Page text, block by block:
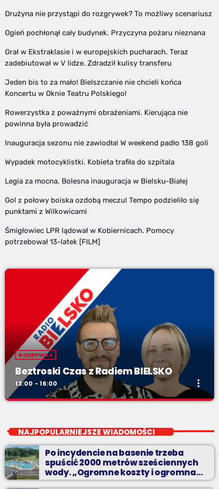
Drużyna nie przystąpi do rozgrywek? To możliwy scenariusz
Ogień pochłonął cały budynek. Przyczyna pożaru nieznana
Grał w Ekstraklasie i w europejskich pucharach. Teraz
zadebiutował w V lidze. Zdradził kulisy transferu
Jeden bis to za mało! Bielszczanie nie chcieli końca
Koncertu w Oknie Teatru Polskiego!
Rowerzystka z poważnymi obrażeniami. Kierująca nie
powinna była prowadzić
Inauguracja sezonu nie zawiodła! W weekend padło 138 goli
Wypadek motocyklistki. Kobieta trafiła do szpitala
Legia za mocna. Bolesna inauguracja w Bielsku-Białej
Gol z połowy boiska ozdobą meczu! Tempo podzieliło się
punktami z Wilkowicami
Śmigłowiec LPR lądował w Kobiernicach. Pomocy
potrzebował 13-latek [FILM]
ROZRYWKA
Beztroski Czas z Radiem BIELSKO
13:00 - 16:00 more_vert
jak atrakcyjnie spędzić czas w regionie, jak ominąć korki i jak
odpocząć?
NAJPOPULARNIEJSZE WIADOMOŚCI
Po incydencie na basenie trzeba
spuścić 2000 metrów sześciennych
wody. „Ogromne koszty i ogromna
praca”